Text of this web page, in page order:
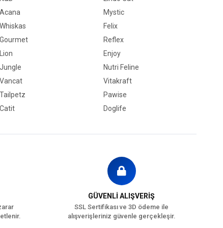
Acana
Mystic
Whiskas
Felix
Gourmet
Reflex
Lion
Enjoy
Jungle
Nutri Feline
Vancat
Vitakraft
Tailpetz
Pawise
Catit Doglife
GÜVENLİ ALIŞVERİŞ
SSL Sertifikası ve 3D ödeme ile
alışverişleriniz güvenle gerçekleşir.